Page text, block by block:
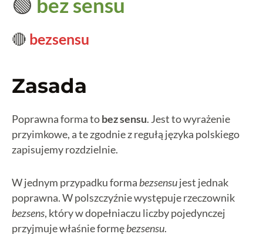
🔴 bezsensu
Zasada
Poprawna forma tobez sensu. Jest to wyrażenie
przyimkowe, a te zgodnie z regułą języka polskiego
zapisujemy rozdzielnie.
W jednym przypadku forma bezsensujest jednak
poprawna. W polszczyźnie występuje rzeczownik
bezsens, który w dopełniaczu liczby pojedynczej
przyjmuje właśnie formębezsensu.